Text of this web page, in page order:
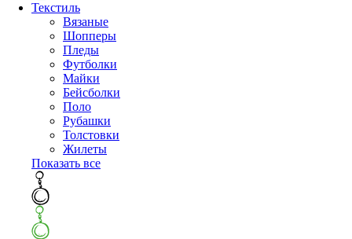
Текстиль
Вязаные
Шопперы
Пледы
Футболки
Майки
Бейсболки
Поло
Рубашки
Толстовки
Жилеты
Показать все